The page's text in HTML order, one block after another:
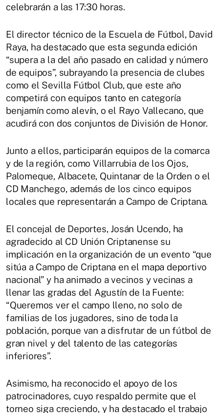
celebrarán a las 17:30 horas.
El director técnico de la Escuela de Fútbol, David
Raya, ha destacado que esta segunda edición
“supera a la del año pasado en calidad y número
de equipos”, subrayando la presencia de clubes
como el Sevilla Fútbol Club, que este año
competirá con equipos tanto en categoría
benjamín como alevín, o el Rayo Vallecano, que
acudirá con dos conjuntos de División de Honor.
Junto a ellos, participarán equipos de la comarca
y de la región, como Villarrubia de los Ojos,
Palomeque, Albacete, Quintanar de la Orden o el
CD Manchego, además de los cinco equipos
locales que representarán a Campo de Criptana.
El concejal de Deportes, Josán Ucendo, ha
agradecido al CD Unión Criptanense su
implicación en la organización de un evento “que
sitúa a Campo de Criptana en el mapa deportivo
nacional” y ha animado a vecinos y vecinas a
llenar las gradas del Agustín de la Fuente:
“Queremos ver el campo lleno, no solo de
familias de los jugadores, sino de toda la
población, porque van a disfrutar de un fútbol de
gran nivel y del talento de las categorías
inferiores”.
Asimismo, ha reconocido el apoyo de los
patrocinadores, cuyo respaldo permite que el
torneo siga creciendo, y ha destacado el trabajo